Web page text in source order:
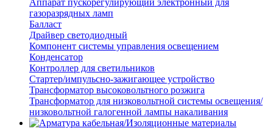
Аппарат пускорегулирующий электронный для
газоразрядных ламп
Балласт
Драйвер светодиодный
Компонент системы управления освещением
Конденсатор
Контроллер для светильников
Стартер/импульсно-зажигающее устройство
Трансформатор высоковольтного розжига
Трансформатор для низковольтной системы освещения/
низковольтной галогенной лампы накаливания